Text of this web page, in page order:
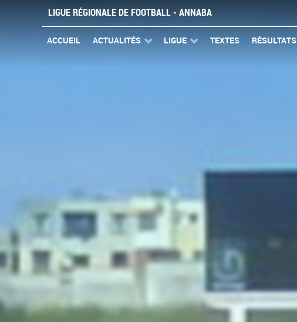
LIGUE RÉGIONALE DE FOOTBALL - ANNABA
ACCUEIL ACTUALITÉS LIGUE TEXTES RÉSULTATS